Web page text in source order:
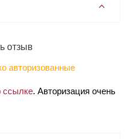
отзыв
авторизованные
ссылке. Авторизация очень